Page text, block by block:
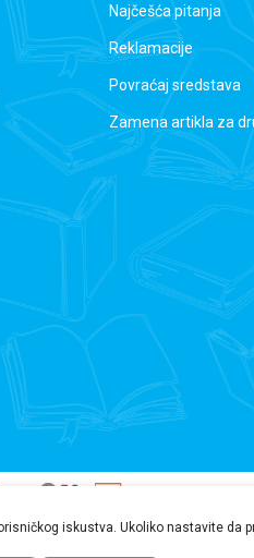
Najčešća pitanja
Reklamacije
Povraćaj sredstava
Zamena artikla za
mogu sadržati greške ili propuste.
iskustva. Ukoliko nastavite da